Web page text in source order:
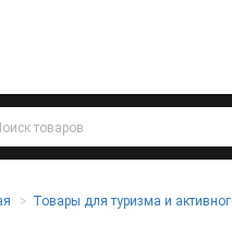
Товары для туризма и